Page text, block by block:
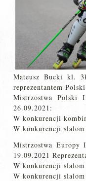
Mateusz Bucki kl.
reprezentantem
Mistrzostwa Polski
26.09.2021:
W konkurencji
W konkurencji
Mistrzostwa
19.09.2021
W konkurencji
W konkurencji